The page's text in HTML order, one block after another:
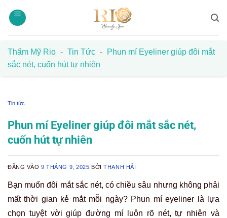
qua
Thẩm Mỹ Rio - Tin Tức -
Phun mí Eyeliner giúp đôi mắt
sắc nét, cuốn hút tự nhiên
Tin tức
Phun mí Eyeliner giúp đôi mắt sắc nét,
cuốn hút tự nhiên
ĐĂNG VÀO9 THÁNG 9, 2025 BỞITHANH HẢI
Bạn muốn đôi mắt sắc nét, có chiều sâu nhưng không phải
mất thời gian kẻ mắt mỗi ngày? Phun mí eyeliner là lựa
chọn tuyệt vời giúp đường mí luôn rõ nét, tự nhiên và